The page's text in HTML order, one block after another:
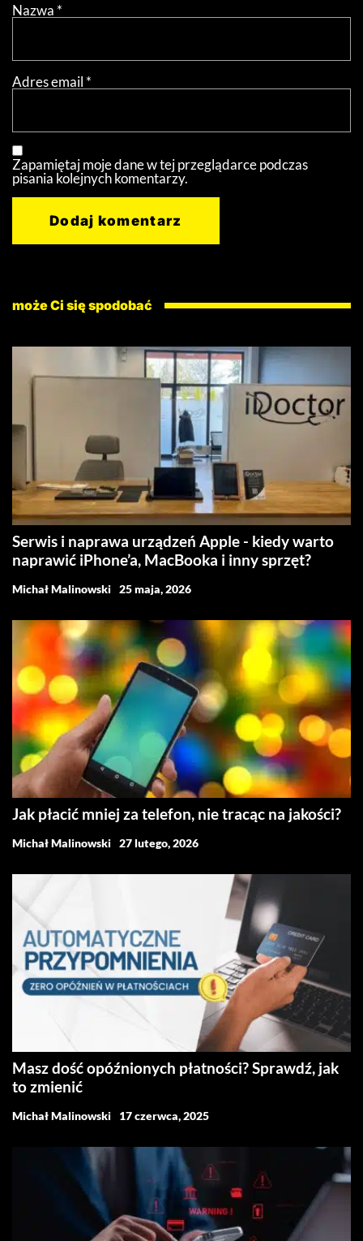
Nazwa *
Adres email *
Zapamiętaj moje dane w tej przeglądarce podczas
pisania kolejnych komentarzy.
może Ci się spodobać
Serwis i naprawa urządzeń Apple - kiedy warto
naprawić iPhone’a, MacBooka i inny sprzęt?
Michał Malinowski 25 maja, 2026
Jak płacić mniej za telefon, nie tracąc na jakości?
Michał Malinowski 27 lutego, 2026
Masz dość opóźnionych płatności? Sprawdź, jak
to zmienić
Michał Malinowski 17 czerwca, 2025